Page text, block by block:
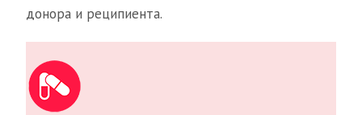
донора и реципиента.